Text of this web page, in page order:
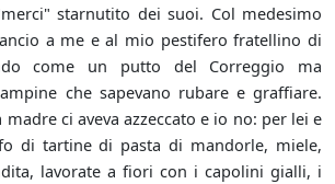
starnutito dei suoi. Col medesimo
a me e al mio pestifero fratellino di
come un putto del Correggio ma
che sapevano rubare e graffiare.
ci aveva azzeccato e io no: per lei e
di tartine di pasta di mandorle, miele,
lavorate a fiori con i capolini gialli, i